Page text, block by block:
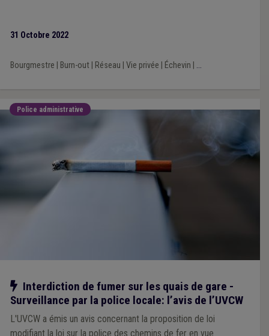
31 Octobre 2022
Bourgmestre Burn-out| Réseau Vie privée Échevin ...
Police administrative
Notre action
Interdiction de fumer sur les quais de gare -
Surveillance par la police locale: l’avis de l’UVCW
L'UVCW a émis un avis concernant la proposition de loi
modifiant la loi sur la police des chemins de fer en vue